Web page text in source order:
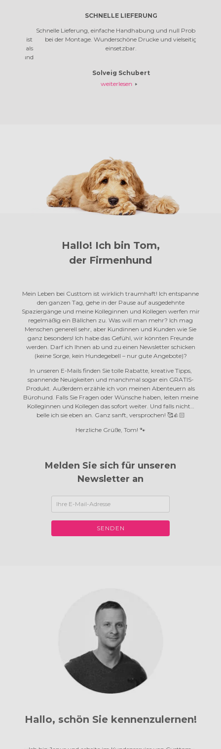
SCHNELLE LIEFERUNG
Schnelle Lieferung, einfache Handhabung und null Problem
bei der Montage. Wunderschöne Drucke und vielseitig
einsetzbar.
Solveig Schubert
weiterlesen
Hallo! Ich bin Tom,
der Firmenhund
Mein Leben bei Custtom ist wirklich traumhaft! Ich entspanne
den ganzen Tag, gehe in der Pause auf ausgedehnte
Spaziergänge und meine Kolleginnen und Kollegen werfen mir
regelmäßig ein Bällchen zu. Was will man mehr? Ich mag
Menschen generell sehr, aber Kundinnen und Kunden wie Sie
ganz besonders! Ich habe das Gefühl, wir könnten Freunde
werden. Darf ich Ihnen ab und zu einen Newsletter schicken
(keine Sorge, kein Hundegebell – nur gute Angebote)?
In unseren E-Mails finden Sie tolle Rabatte, kreative Tipps,
spannende Neuigkeiten und manchmal sogar ein GRATIS-
Produkt. Außerdem erzähle ich von meinen Abenteuern als
Bürohund. Falls Sie Fragen oder Wünsche haben, leiten meine
Kolleginnen und Kollegen das sofort weiter. Und falls nicht…
belle ich sie eben an. Ganz sanft, versprochen! 🥰👍🏻
Herzliche Grüße, Tom! 🐾
Melden Sie sich für unseren
Newsletter an
SENDEN
Hallo, schön Sie kennenzulernen!